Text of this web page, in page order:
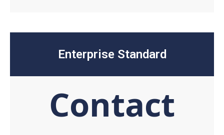
Enterprise Standard
Contact